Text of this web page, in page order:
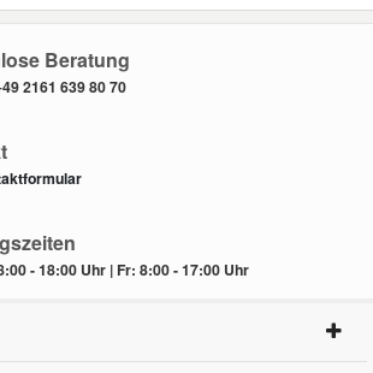
Beratung
2161 639 80 70
- 18:00 Uhr | Fr: 8:00 - 17:00 Uhr